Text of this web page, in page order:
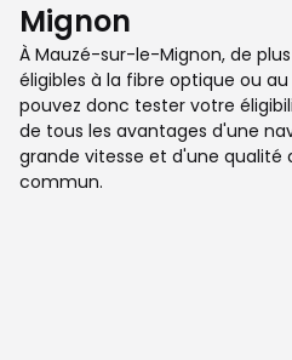
Mignon
À Mauzé-sur-le-Mignon, de
éligibles à la fibre optique ou au
pouvez donc tester votre
de tous les avantages d'une
grande vitesse et d'une qualité
commun.